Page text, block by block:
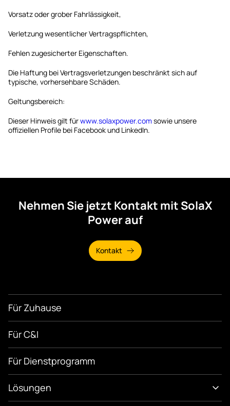
Vorsatz oder grober Fahrlässigkeit,
Verletzung wesentlicher Vertragspflichten,
Fehlen zugesicherter Eigenschaften.
Die Haftung bei Vertragsverletzungen beschränkt sich auf
typische, vorhersehbare Schäden.
Geltungsbereich:
Dieser Hinweis gilt fürwww.solaxpower.com sowie unsere
offiziellen Profile bei Facebook und LinkedIn.
Nehmen Sie jetzt Kontakt mit SolaX
Power auf
Kontakt
Für Zuhause
Für C&I
Für Dienstprogramm
Lösungen